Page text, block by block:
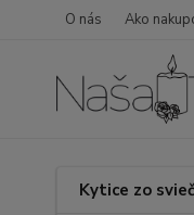
O nás Ako
Kytice zo